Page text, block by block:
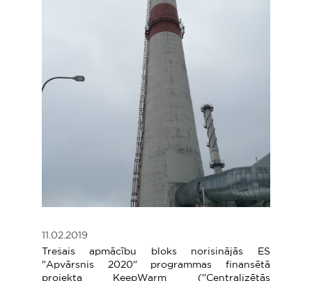
11.02.2019
Trešais apmācību bloks norisinājās ES
"Apvārsnis 2020" programmas finansētā
projekta KeepWarm ("Centralizētās